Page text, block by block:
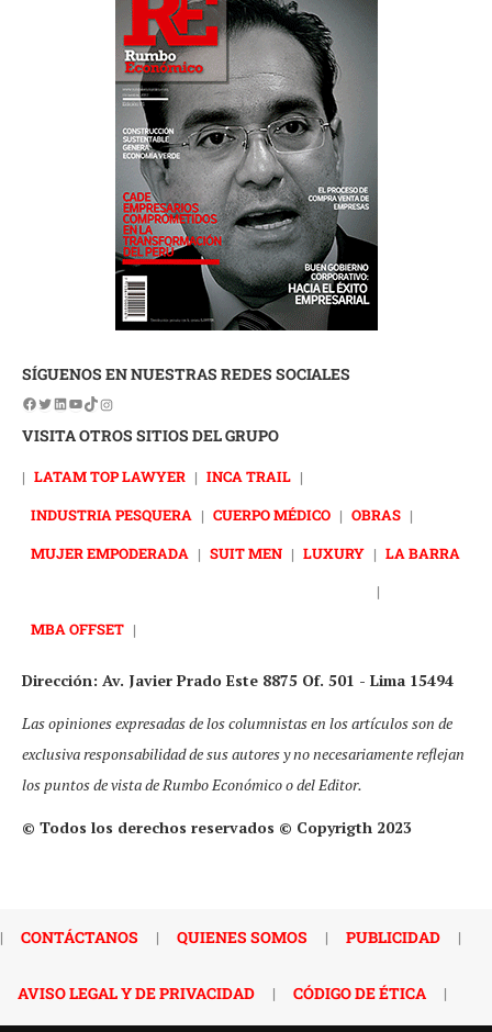
SÍGUENOS EN NUESTRAS REDES SOCIALES
VISITA OTROS SITIOS DEL GRUPO
| LATAM TOP LAWYER | INCA TRAIL |
INDUSTRIA PESQUERA | CUERPO MÉDICO | OBRAS |
MUJER EMPODERADA | SUIT MEN | LUXURY | LA BARRA
|
MBA OFFSET |
Dirección: Av. Javier Prado Este 8875 Of. 501 - Lima 15494
Las opiniones expresadas de los columnistas en los artículos son de
exclusiva responsabilidad de sus autores y no necesariamente reflejan
los puntos de vista de Rumbo Económico o del Editor.
© Todos los derechos reservados © Copyrigth 2023
| CONTÁCTANOS | QUIENES SOMOS | PUBLICIDAD |
AVISO LEGAL Y DE PRIVACIDAD | CÓDIGO DE ÉTICA |